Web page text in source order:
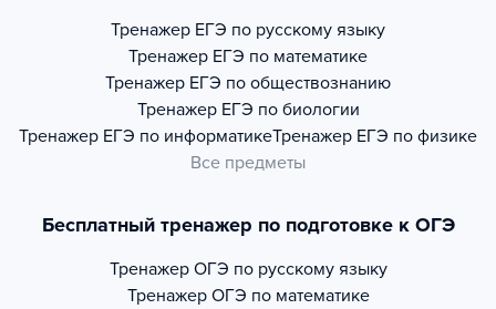
Тренажер ЕГЭ по русскому языку
Тренажер ЕГЭ по математике
Тренажер ЕГЭ по обществознанию
Тренажер ЕГЭ по биологии
Тренажер ЕГЭ по информатикеТренажер ЕГЭ по физике
Все предметы
Бесплатный тренажер по подготовке к ОГЭ
Тренажер ОГЭ по русскому языку
Тренажер ОГЭ по математике